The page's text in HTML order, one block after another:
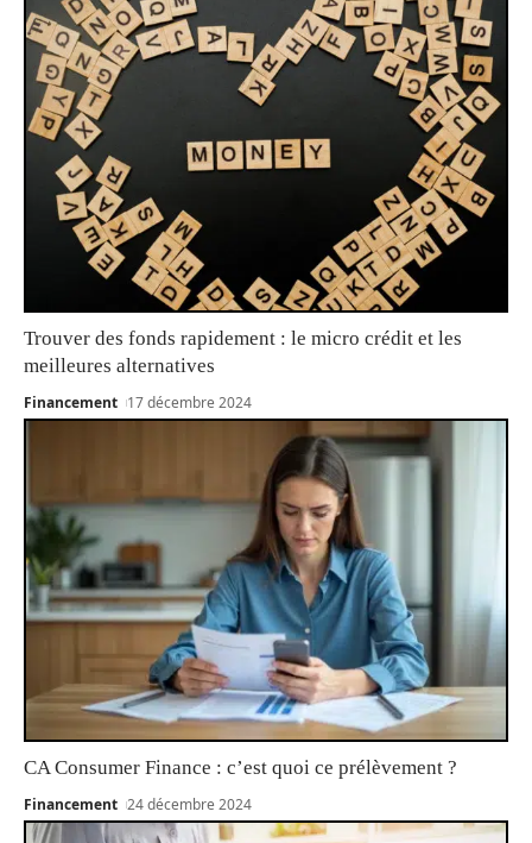
Trouver des fonds rapidement : le micro crédit et les
meilleures alternatives
Financement 17 décembre 2024
CA Consumer Finance : c’est quoi ce prélèvement ?
Financement 24 décembre 2024